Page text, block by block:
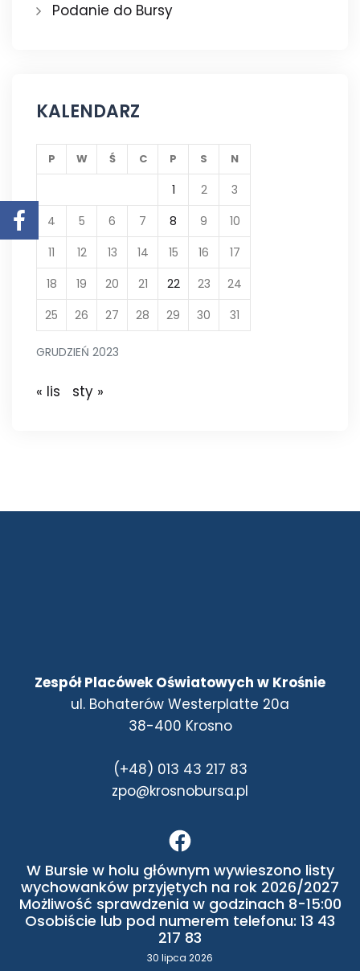
Podanie do Bursy
KALENDARZ
GRUDZIEŃ 2023
P W Ś C P S N
1 2
3
4
5 6 7 8 9
10
11
12 13 14 15 16
17
18
19 20 21 22 23
24
25
26 27 28 29 30 31
« lis sty »
Zespół Placówek Oświatowych w Krośnie
ul. Bohaterów Westerplatte 20a
38-400 Krosno
(+48) 013 43 217 83
zpo@krosnobursa.pl
W Bursie w holu głównym wywieszono listy
wychowanków przyjętych na rok 2026/2027
Możliwość sprawdzenia w godzinach 8-15:00
Osobiście lub pod numerem telefonu: 13 43
217 83
30 lipca 2026